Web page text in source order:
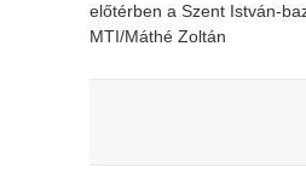
előtérben a Szent István-
MTI/Máthé Zoltán